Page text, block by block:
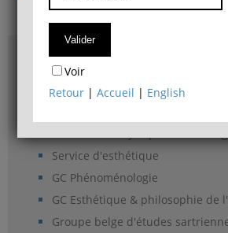
Accès & plans
Bibliothèque du Département de
Service d'esthétique
GC Phénoménologie
GC Esthétique & philosophie de
Groupe belge d'études
Voir
Retour |Accueil | English